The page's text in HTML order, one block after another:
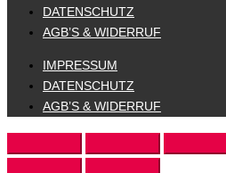
DATENSCHUTZ
AGB’S & WIDERRUF
IMPRESSUM
DATENSCHUTZ
AGB’S & WIDERRUF